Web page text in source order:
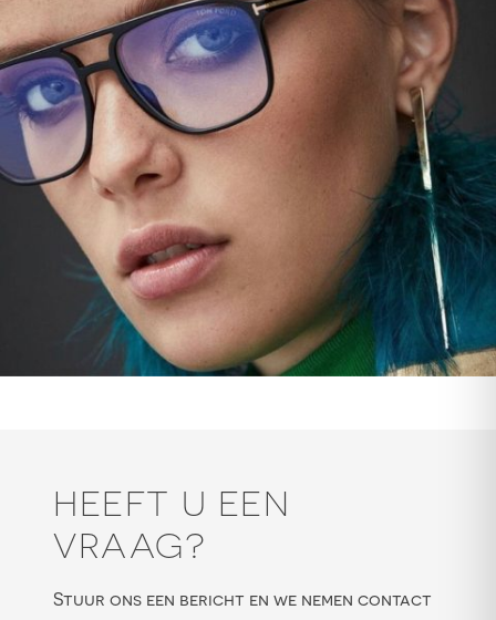
HEEFT U EEN
VRAAG?
Stuur ons een bericht en we nemen contact